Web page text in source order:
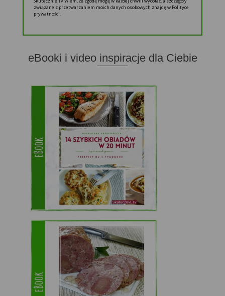
związane z przetwarzaniem moich danych osobowych znajdę w Polityce
prywatności.
eBooki i video inspiracje dla Ciebie